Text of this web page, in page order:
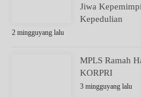
Jiwa
Kepedulian
2 mingguyang lalu
MPLS Ramah
KORPRI
3 mingguyang lalu